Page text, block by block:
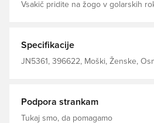
Vsakič pridite na žogo v golarskih
vremenskih razmerah Lahka
traku Pozitiven rez - zagotavlja
prileganje z odličnim kontaktom z
Specifikacije
JN5361, 396622, Moški, Ženske,
Podpora strankam
Tukaj smo, da pomagamo